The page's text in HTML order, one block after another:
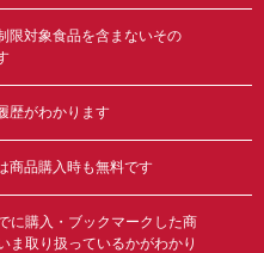
限対象食品を含まないその
歴がわかります
商品購入時も無料です
に購入・ブックマークした商
ま取り扱っているかがわかり